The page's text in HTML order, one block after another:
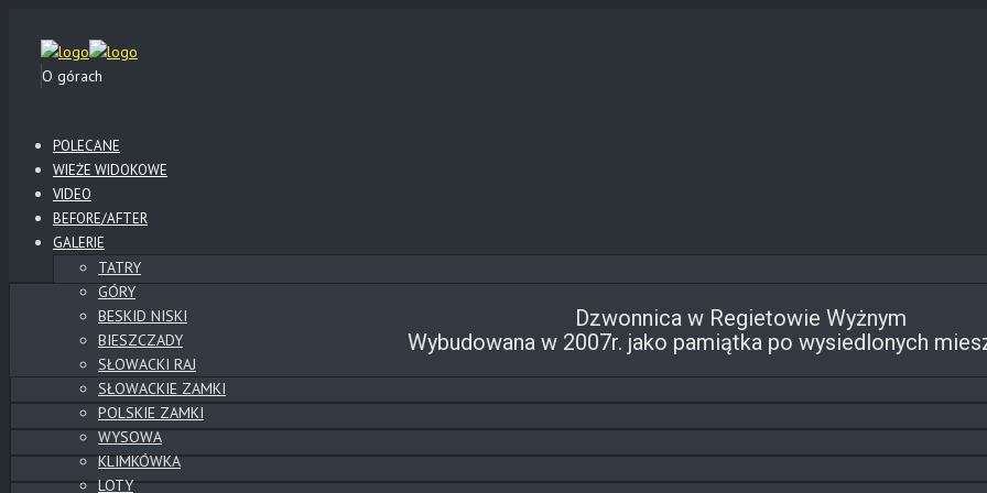
O górach
POLECANE
WIEŻE WIDOKOWE
VIDEO
BEFORE/AFTER
GALERIE
TATRY
GÓRY
BESKID NISKI
BIESZCZADY
SŁOWACKI RAJ
SŁOWACKIE ZAMKI
POLSKIE ZAMKI
WYSOWA
KLIMKÓWKA
LOTY
Dzwonnica w Regietowie Wyżnym
Wybudowana w 2007r. jako pamiątka po wysiedlonych